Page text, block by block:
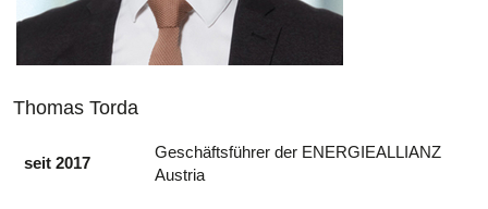
Thomas Torda
seit 2017
Geschäftsführer der ENERGIEALLIANZ
Austria